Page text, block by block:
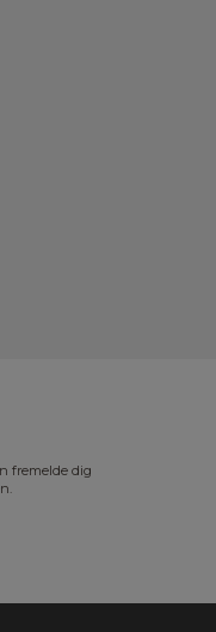
fremelde dig